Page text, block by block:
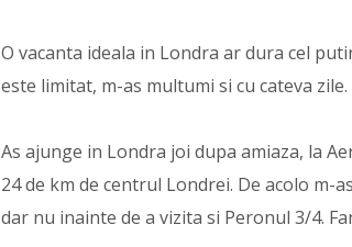
O vacanta ideala in Londra ar dura cel
este limitat, m-as multumi si cu cateva zile.
As ajunge in Londra joi dupa amiaza, la
24 de km de centrul Londrei. De acolo m-
dar nu inainte de a vizita si Peronul 3/4.